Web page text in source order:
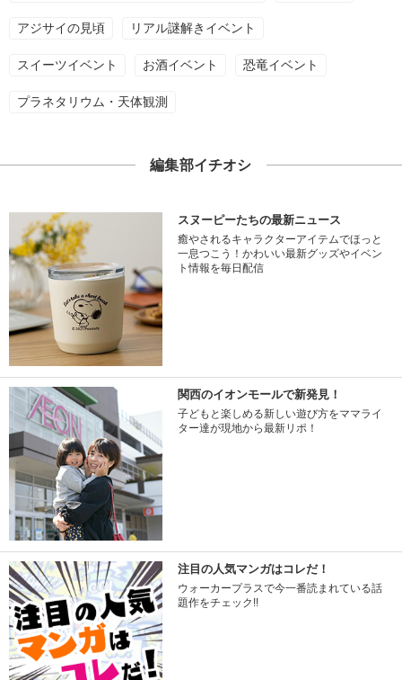
アジサイの見頃 リアル謎解きイベント
スイーツイベント お酒イベント 恐竜イベント
プラネタリウム・天体観測
編集部イチオシ
スヌーピーたちの最新ニュース
癒やされるキャラクターアイテムでほっと
一息つこう！かわいい最新グッズやイベン
ト情報を毎日配信
関西のイオンモールで新発見！
子どもと楽しめる新しい遊び方をママライ
ター達が現地から最新リポ！
注目の人気マンガはコレだ！
ウォーカープラスで今一番読まれている話
題作をチェック!!